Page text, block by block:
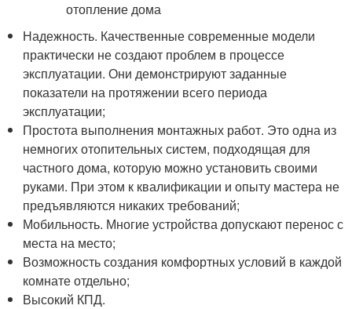
Надежность. Качественные современные модели
практически не создают проблем в процессе
эксплуатации. Они демонстрируют заданные
показатели на протяжении всего периода
эксплуатации;
Простота выполнения монтажных работ. Это одна из
немногих отопительных систем, подходящая для
частного дома, которую можно установить своими
руками. При этом к квалификации и опыту мастера не
предъявляются никаких требований;
Мобильность. Многие устройства допускают перенос с
места на место;
Возможность создания комфортных условий в каждой
комнате отдельно;
Высокий КПД.